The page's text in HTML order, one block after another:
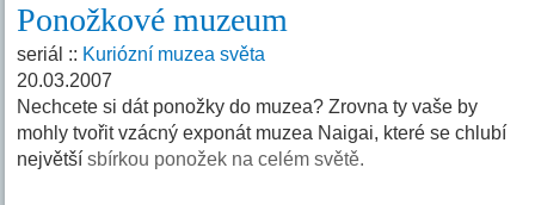
Ponožkové muzeum
seriál :: Kuriózní muzea světa
20.03.2007
Nechcete si dát ponožky do muzea? Zrovna ty vaše by
mohly tvořit vzácný exponát muzea Naigai, které se chlubí
největšísbírkou ponožek na celém světě.